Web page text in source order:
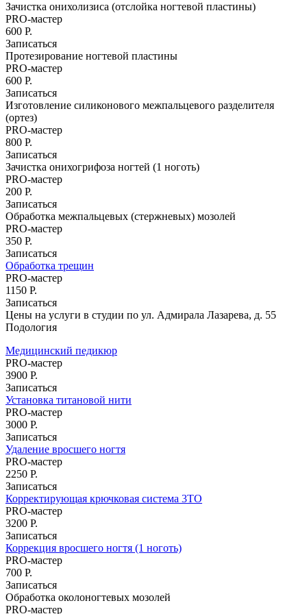
Стрижка бороды и усов
Косметология
Глаза
Татуаж мушка
Визаж
Массаж
Массаж рук
Карбоновый пилинг
Пирсинг языка
Прокол губы
Мужская косметология
Плазмолифтинг
Уколы ботокса
Зачистка онихолизиса (отслойка ногтевой пластины)
PRO-мастер
600 Р.
Записаться
Протезирование ногтевой пластины
PRO-мастер
600 Р.
Записаться
Изготовление силиконового межпальцевого разделителя
(ортез)
PRO-мастер
800 Р.
Записаться
Зачистка онихогрифоза ногтей (1 ноготь)
PRO-мастер
200 Р.
Записаться
Обработка межпальцевых (стержневых) мозолей
PRO-мастер
350 Р.
Записаться
Обработка трещин
PRO-мастер
1150 Р.
Записаться
Цены на услуги в студии по ул. Адмирала Лазарева, д. 55
Подология
Медицинский педикюр
PRO-мастер
3900 Р.
Записаться
Установка титановой нити
PRO-мастер
3000 Р.
Записаться
Удаление вросшего ногтя
PRO-мастер
2250 Р.
Записаться
Корректирующая крючковая система 3ТО
PRO-мастер
3200 Р.
Записаться
Коррекция вросшего ногтя (1 ноготь)
PRO-мастер
700 Р.
Записаться
Обработка околоногтевых мозолей
PRO-мастер